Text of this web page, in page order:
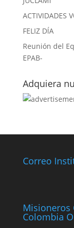
ACTIVIDADES
FELIZ DÍA
Reunión del
EPAB-
Adquiera
Correo
Misioneros
Colombia